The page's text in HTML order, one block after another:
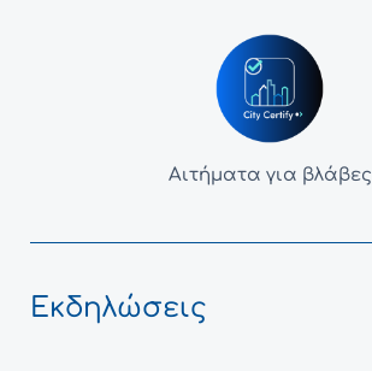
Αιτήματα για βλάβες
Εκδηλώσεις